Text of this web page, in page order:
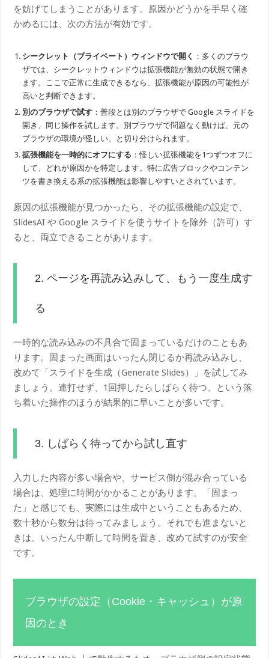
を妨げてしまうことがあります。原因かどうかを手早く確
かめるには、次の方法が有効です。
シークレット（プライベート）ウィンドウで開く ：多くのブラウ
ザでは、シークレットウィンドウは拡張機能が無効の状態で開き
ます。ここで正常に生成できるなら、拡張機能が原因の可能性が
高いと判断できます。
別のブラウザで試す ：普段とは別のブラウザで Google スライドを
開き、同じ操作を試します。別ブラウザで問題なく動けば、元の
ブラウザの環境が怪しい、と切り分けられます。
拡張機能を一時的にオフにする ：怪しい拡張機能を1つずつオフに
して、どれが原因かを特定します。特に広告ブロックやコンテン
ツを書き換える系の拡張機能は影響しやすいとされています。
原因の拡張機能が見つかったら、その拡張機能の設定で、
SlidesAI や Google スライドを使うサイトを除外（許可）す
ると、両立できることがあります。
2. ページを再読み込みして、もう一度生成す
る
一時的な読み込みの不具合で固まっているだけのこともあ
ります。固まった画面はいったん閉じるか再読み込みし、
改めて「スライドを生成（Generate Slides）」を試してみ
ましょう。連打せず、1回押したらしばらく待つ、という落
ち着いた操作のほうが結果的に早いことが多いです。
3. しばらく待ってから試し直す
入力した内容が多い場合や、サービス側が混み合っている
場合は、処理に時間がかかることがあります。「固まっ
た」と感じても、実際には生成中ということもあるため、
数十秒から数分は待ってみましょう。それでも進まないと
きは、いったん中断して時間を置き、改めて試すのが安全
です。
ブラウザの設定（Cookie・キャッシュ）が原
因のとき